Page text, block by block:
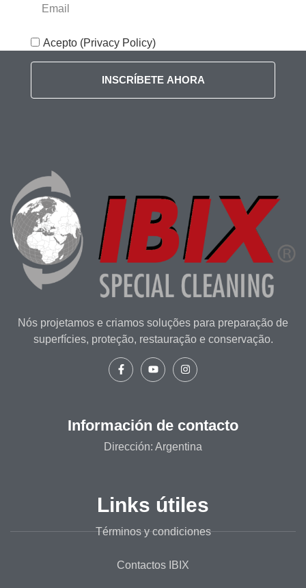
Acepto (Privacy Policy)
INSCRÍBETE AHORA
Nós projetamos e criamos soluções para preparação de
superfícies, proteção, restauração e conservação.
Información de contacto
Dirección: Argentina
Links útiles
Términos y condiciones
Contactos IBIX